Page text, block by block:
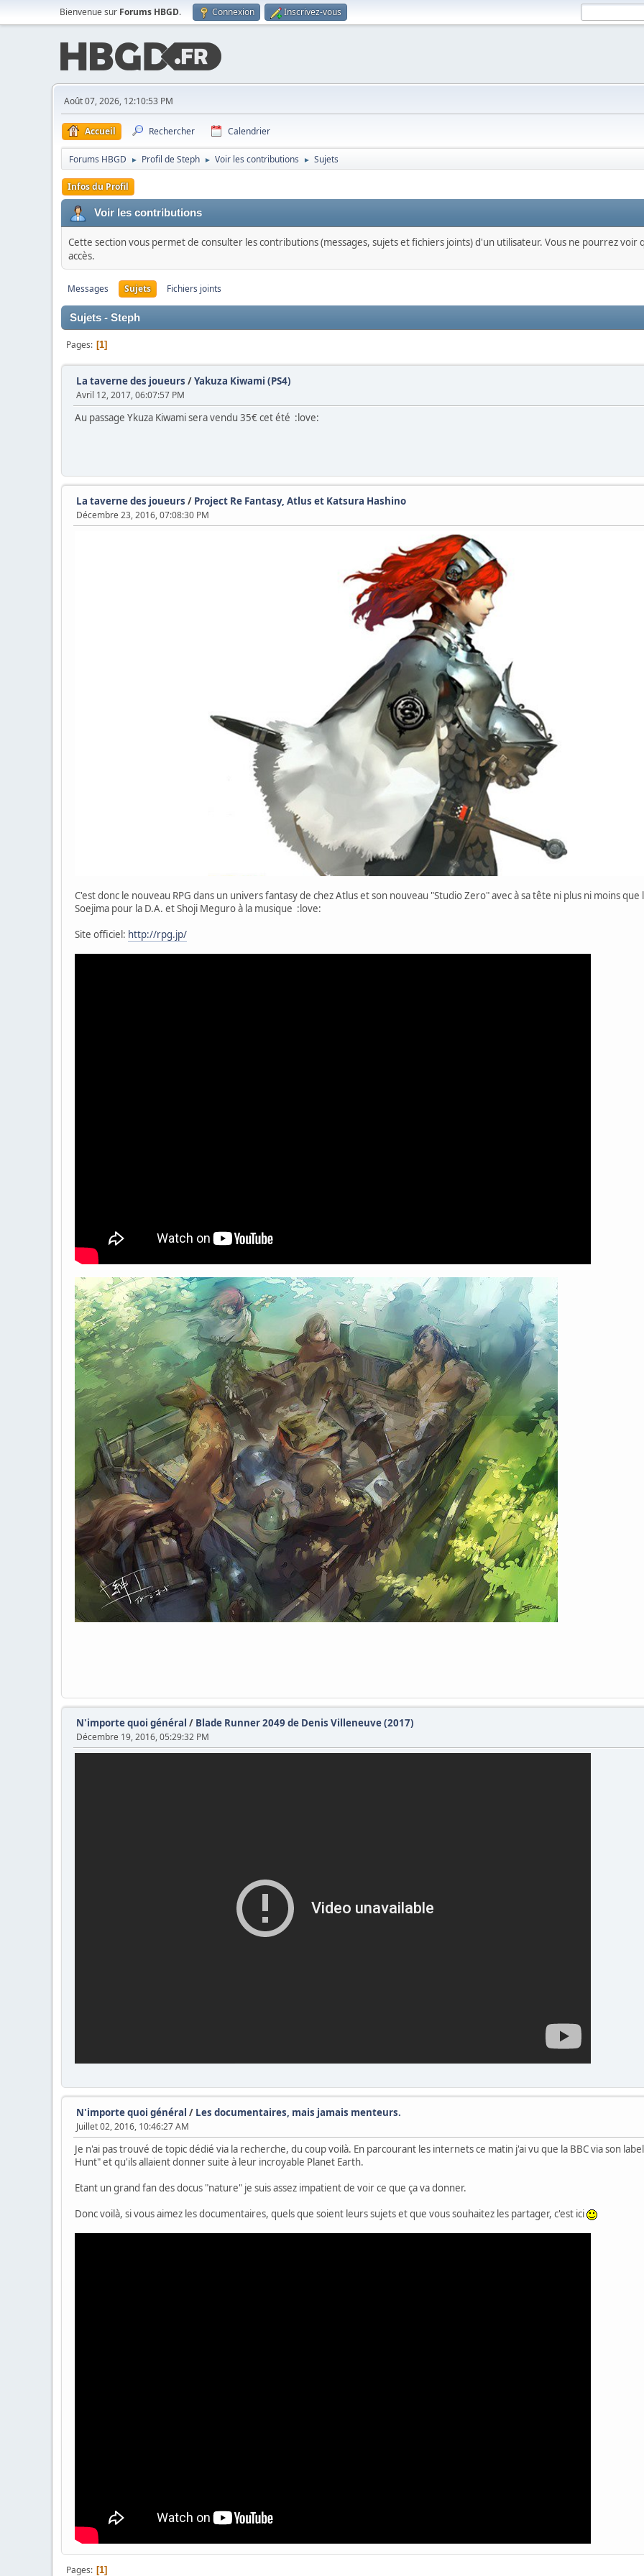
Bienvenue sur Forums HBGD. Connexion Inscrivez-vous
Août 07, 2026, 12:10:53 PM
Accueil Rechercher Calendrier
Forums HBGD ► Profil de Steph ► Voir les contributions ► Sujets
Infos du Profil
Voir les contributions
Cette section vous permet de consulter les contributions (messages, sujets et fichiers joints) d'un utilisateur. Vous ne pourrez voir
accès.
Messages Sujets Fichiers joints
Sujets - Steph
Pages 1
La taverne des joueurs /Yakuza Kiwami (PS4)
Avril 12, 2017, 06:07:57 PM
Au passage Ykuza Kiwami sera vendu 35€ cet été :love:
La taverne des joueurs / Project Re Fantasy, Atlus et Katsura Hashino
Décembre 23, 2016, 07:08:30 PM
C'est donc le nouveau RPG dans un univers fantasy de chez Atlus et son nouveau "Studio Zero" avec à sa tête ni plus ni moins
Soejima pour la D.A. et Shoji Meguro à la musique :love:
Site officiel: http://rpg.jp/
N'importe quoi général / Blade Runner 2049 de Denis Villeneuve (2017)
Décembre 19, 2016, 05:29:32 PM
N'importe quoi général / Les documentaires, mais jamais menteurs.
Juillet 02, 2016, 10:46:27 AM
Je n'ai pas trouvé de topic dédié via la recherche, du coup voilà. En parcourant les internets ce matin j'ai vu que la BBC via son
Hunt" et qu'ils allaient donner suite à leur incroyable Planet Earth.
Etant un grand fan des docus "nature" je suis assez impatient de voir ce que ça va donner.
Donc voilà, si vous aimez les documentaires, quels que soient leurs sujets et que vous souhaitez les partager, c'est ici
Pages 1